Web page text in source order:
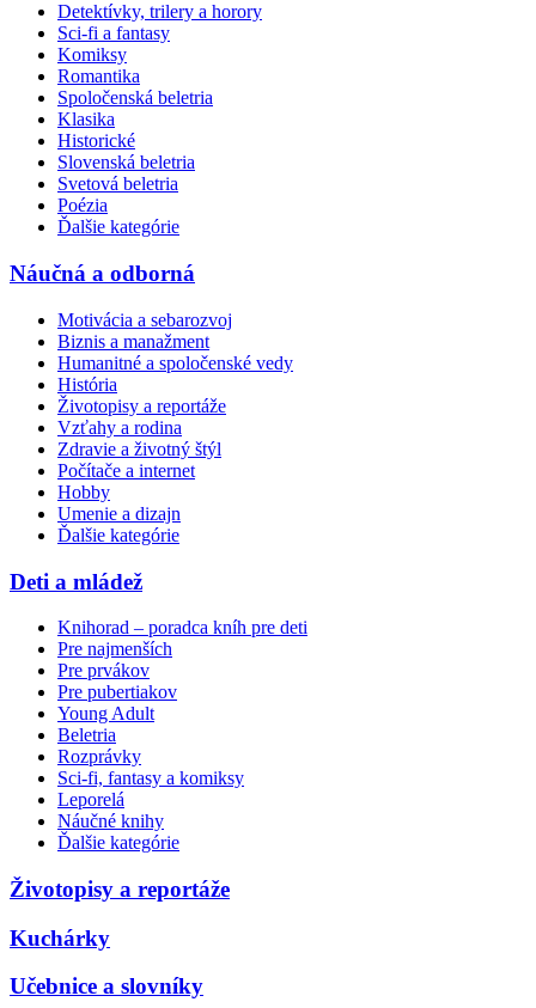
Detektívky, trilery a horory
Sci-fi a fantasy
Komiksy
Romantika
Spoločenská beletria
Klasika
Historické
Slovenská beletria
Svetová beletria
Poézia
Ďalšie kategórie
Náučná a odborná
Motivácia a sebarozvoj
Biznis a manažment
Humanitné a spoločenské vedy
História
Životopisy a reportáže
Vzťahy a rodina
Zdravie a životný štýl
Počítače a internet
Hobby
Umenie a dizajn
Ďalšie kategórie
Deti a mládež
Knihorad – poradca kníh pre deti
Pre najmenších
Pre prvákov
Pre pubertiakov
Young Adult
Beletria
Rozprávky
Sci-fi, fantasy a komiksy
Leporelá
Náučné knihy
Ďalšie kategórie
Životopisy a reportáže
Kuchárky
Učebnice a slovníky